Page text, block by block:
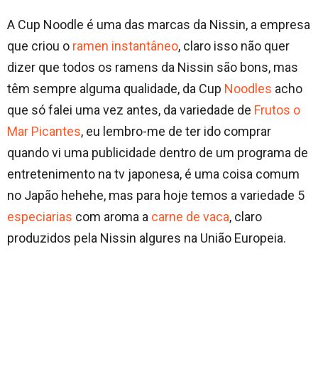
A Cup Noodle é uma das marcas da Nissin, a empresa
que criou o ramen instantâneo, claro isso não quer
dizer que todos os ramens da Nissin são bons, mas
têm sempre alguma qualidade, da Cup Noodles acho
que só falei uma vez antes, da variedade de Frutos o
Mar Picantes, eu lembro-me de ter ido comprar
quando vi uma publicidade dentro de um programa de
entretenimento na tv japonesa, é uma coisa comum
no Japão hehehe, mas para hoje temos a variedade 5
especiarias com aroma a carne de vaca, claro
produzidos pela Nissin algures na União Europeia.